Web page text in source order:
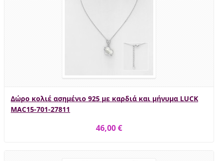
Δώρο κολιέ ασημένιο 925 με καρδιά και μήνυμα LUCK
MAC15-701-27811
46,00 €